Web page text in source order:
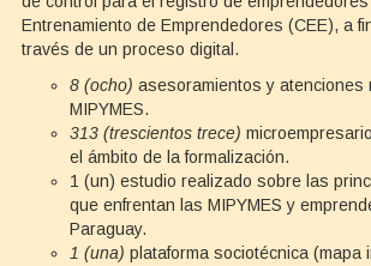
Entrenamiento de Emprendedores (CEE), a
través de un proceso digital.
8 (ocho) asesoramientos y atenciones
MIPYMES.
313 (trescientos trece)
el ámbito de la formalización.
1 (un) estudio realizado sobre las
que enfrentan las MIPYMES y
Paraguay.
1 (una) plataforma sociotécnica (mapa